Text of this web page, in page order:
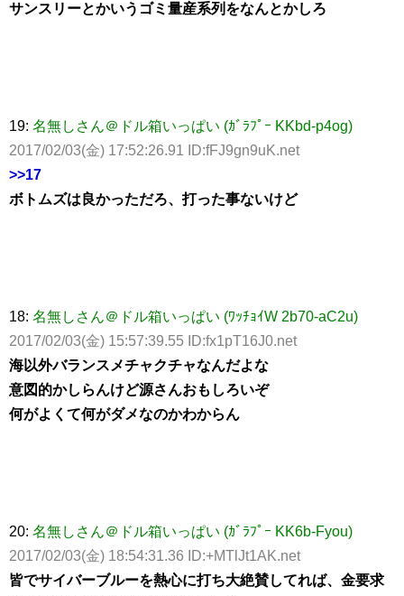
サンスリーとかいうゴミ量産系列をなんとかしろ
19: 名無しさん＠ドル箱いっぱい (ｶﾞﾗﾌﾟｰ KKbd-p4og)
2017/02/03(金) 17:52:26.91 ID:fFJ9gn9uK.net
>>17
ボトムズは良かっただろ、打った事ないけど
18: 名無しさん＠ドル箱いっぱい (ﾜｯﾁｮｲW 2b70-aC2u)
2017/02/03(金) 15:57:39.55 ID:fx1pT16J0.net
海以外バランスメチャクチャなんだよな
意図的かしらんけど源さんおもしろいぞ
何がよくて何がダメなのかわからん
20: 名無しさん＠ドル箱いっぱい (ｶﾞﾗﾌﾟｰ KK6b-Fyou)
2017/02/03(金) 18:54:31.36 ID:+MTlJt1AK.net
皆でサイバーブルーを熱心に打ち大絶賛してれば、金要求